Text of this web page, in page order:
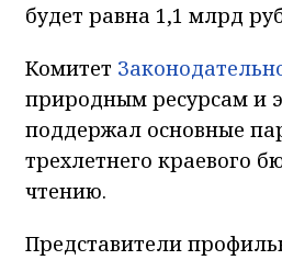
будет равна 1,1 млрд
Комитет
природным ресурсам и
поддержал основные
трехлетнего краевого
чтению.
Представители